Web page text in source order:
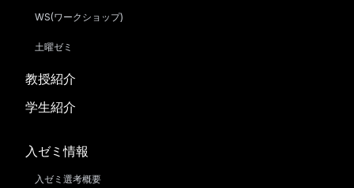
WS(ワークショップ)
土曜ゼミ
教授紹介
学生紹介
入ゼミ情報
入ゼミ選考概要